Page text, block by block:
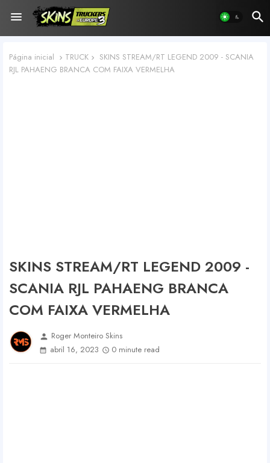
Página inicial TRUCK
SKINS STREAM/RT LEGEND 2009 - SCANIA
RJL PAHAENG BRANCA COM FAIXA VERMELHA
SKINS STREAM/RT LEGEND 2009 -
SCANIA RJL PAHAENG BRANCA
COM FAIXA VERMELHA
person Roger Monteiro Skins
abril 16, 2023
0 minute read